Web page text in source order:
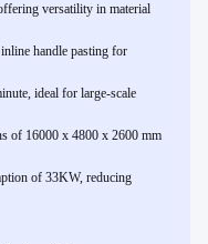
versatility in material
handle pasting for
ideal for large-scale
of 16000 x 4800 x 2600 mm
of 33KW, reducing